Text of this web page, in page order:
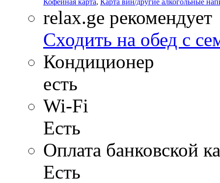
relax.ge рекомендует
Сходить на обед с
Кондиционер
есть
Wi-Fi
Есть
Оплата банковской
Есть